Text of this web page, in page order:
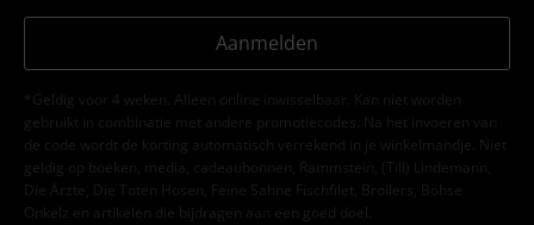
Aanmelden
*Geldig voor 4 weken. Alleen online inwisselbaar. Kan niet worden
gebruikt in combinatie met andere promotiecodes. Na het invoeren van
de code wordt de korting automatisch verrekend in je winkelmandje. Niet
geldig op boeken, media, cadeaubonnen, Rammstein, (Till) Lindemann,
Die Ärzte, Die Toten Hosen, Feine Sahne Fischfilet, Broilers, Böhse
Onkelz en artikelen die bijdragen aan een goed doel.